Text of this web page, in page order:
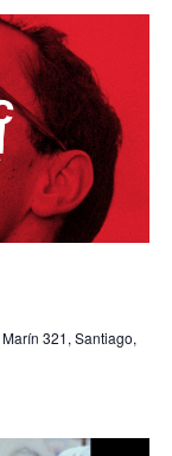
Marín 321, Santiago,